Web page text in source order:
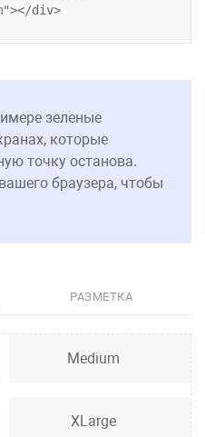
зеленые
которые
точку останова.
браузера, чтобы
РАЗМЕТКА
✔ Medium
Medium
✔ XLarge
XLarge